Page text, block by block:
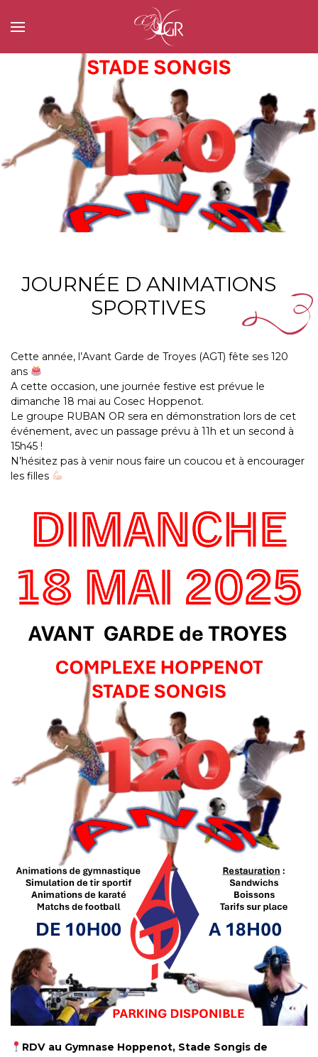
JOURNÉE D ANIMATIONS
SPORTIVES
Cette année, l’Avant Garde de Troyes (AGT) fête ses 120
ans
A cette occasion, une journée festive est prévue le
dimanche 18 mai au Cosec Hoppenot.
Le groupe RUBAN OR sera en démonstration lors de cet
événement, avec un passage prévu à 11h et un second à
15h45 !
N’hésitez pas à venir nous faire un coucou et à encourager
les filles
RDV au Gymnase Hoppenot, Stade Songis de